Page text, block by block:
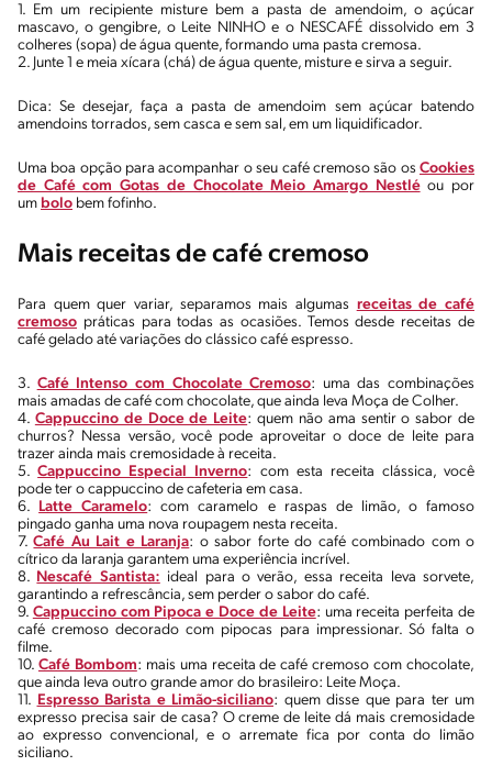
1. Em um recipiente misture bem a pasta de amendoim, o açúcar
mascavo, o gengibre, o Leite NINHO e o NESCAFÉ dissolvido em 3
colheres (sopa) de água quente, formando uma pasta cremosa.
2. Junte 1 e meia xícara (chá) de água quente, misture e sirva a seguir.
Dica: Se desejar, faça a pasta de amendoim sem açúcar batendo
amendoins torrados, sem casca e sem sal, em um liquidificador.
Uma boa opção para acompanhar o seu café cremoso são os Cookies
de Café com Gotas de Chocolate Meio Amargo Nestléou por
um bolo bem fofinho.
Mais receitas de café cremoso
Para quem quer variar, separamos mais algumas receitas de café
cremoso práticas para todas as ocasiões. Temos desde receitas de
café gelado até variações do clássico café espresso.
3. Café Intenso com Chocolate Cremoso: uma das combinações
mais amadas de café com chocolate, que ainda leva Moça de Colher.
4. Cappuccino de Doce de Leite: quem não ama sentir o sabor de
churros? Nessa versão, você pode aproveitar o doce de leite para
trazer ainda mais cremosidade à receita.
5.Cappuccino Especial Inverno: com esta receita clássica, você
pode ter o cappuccino de cafeteria em casa.
6.
Latte Caramelo: com caramelo e raspas de limão, o famoso
pingado ganha uma nova roupagem nesta receita.
7.Café Au Lait e Laranja: o sabor forte do café combinado com o
cítrico da laranja garantem uma experiência incrível.
8. Nescafé Santista: ideal para o verão, essa receita leva sorvete,
garantindo a refrescância, sem perder o sabor do café.
9. Cappuccino com Pipoca e Doce de Leite: uma receita perfeita de
café cremoso decorado com pipocas para impressionar. Só falta o
filme.
10. Café Bombom: mais uma receita de café cremoso com chocolate,
que ainda leva outro grande amor do brasileiro: Leite Moça.
11. Espresso Barista e Limão-siciliano: quem disse que para ter um
expresso precisa sair de casa? O creme de leite dá mais cremosidade
ao expresso convencional, e o arremate fica por conta do limão
siciliano.